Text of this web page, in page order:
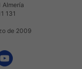
Almería
131
de 2009